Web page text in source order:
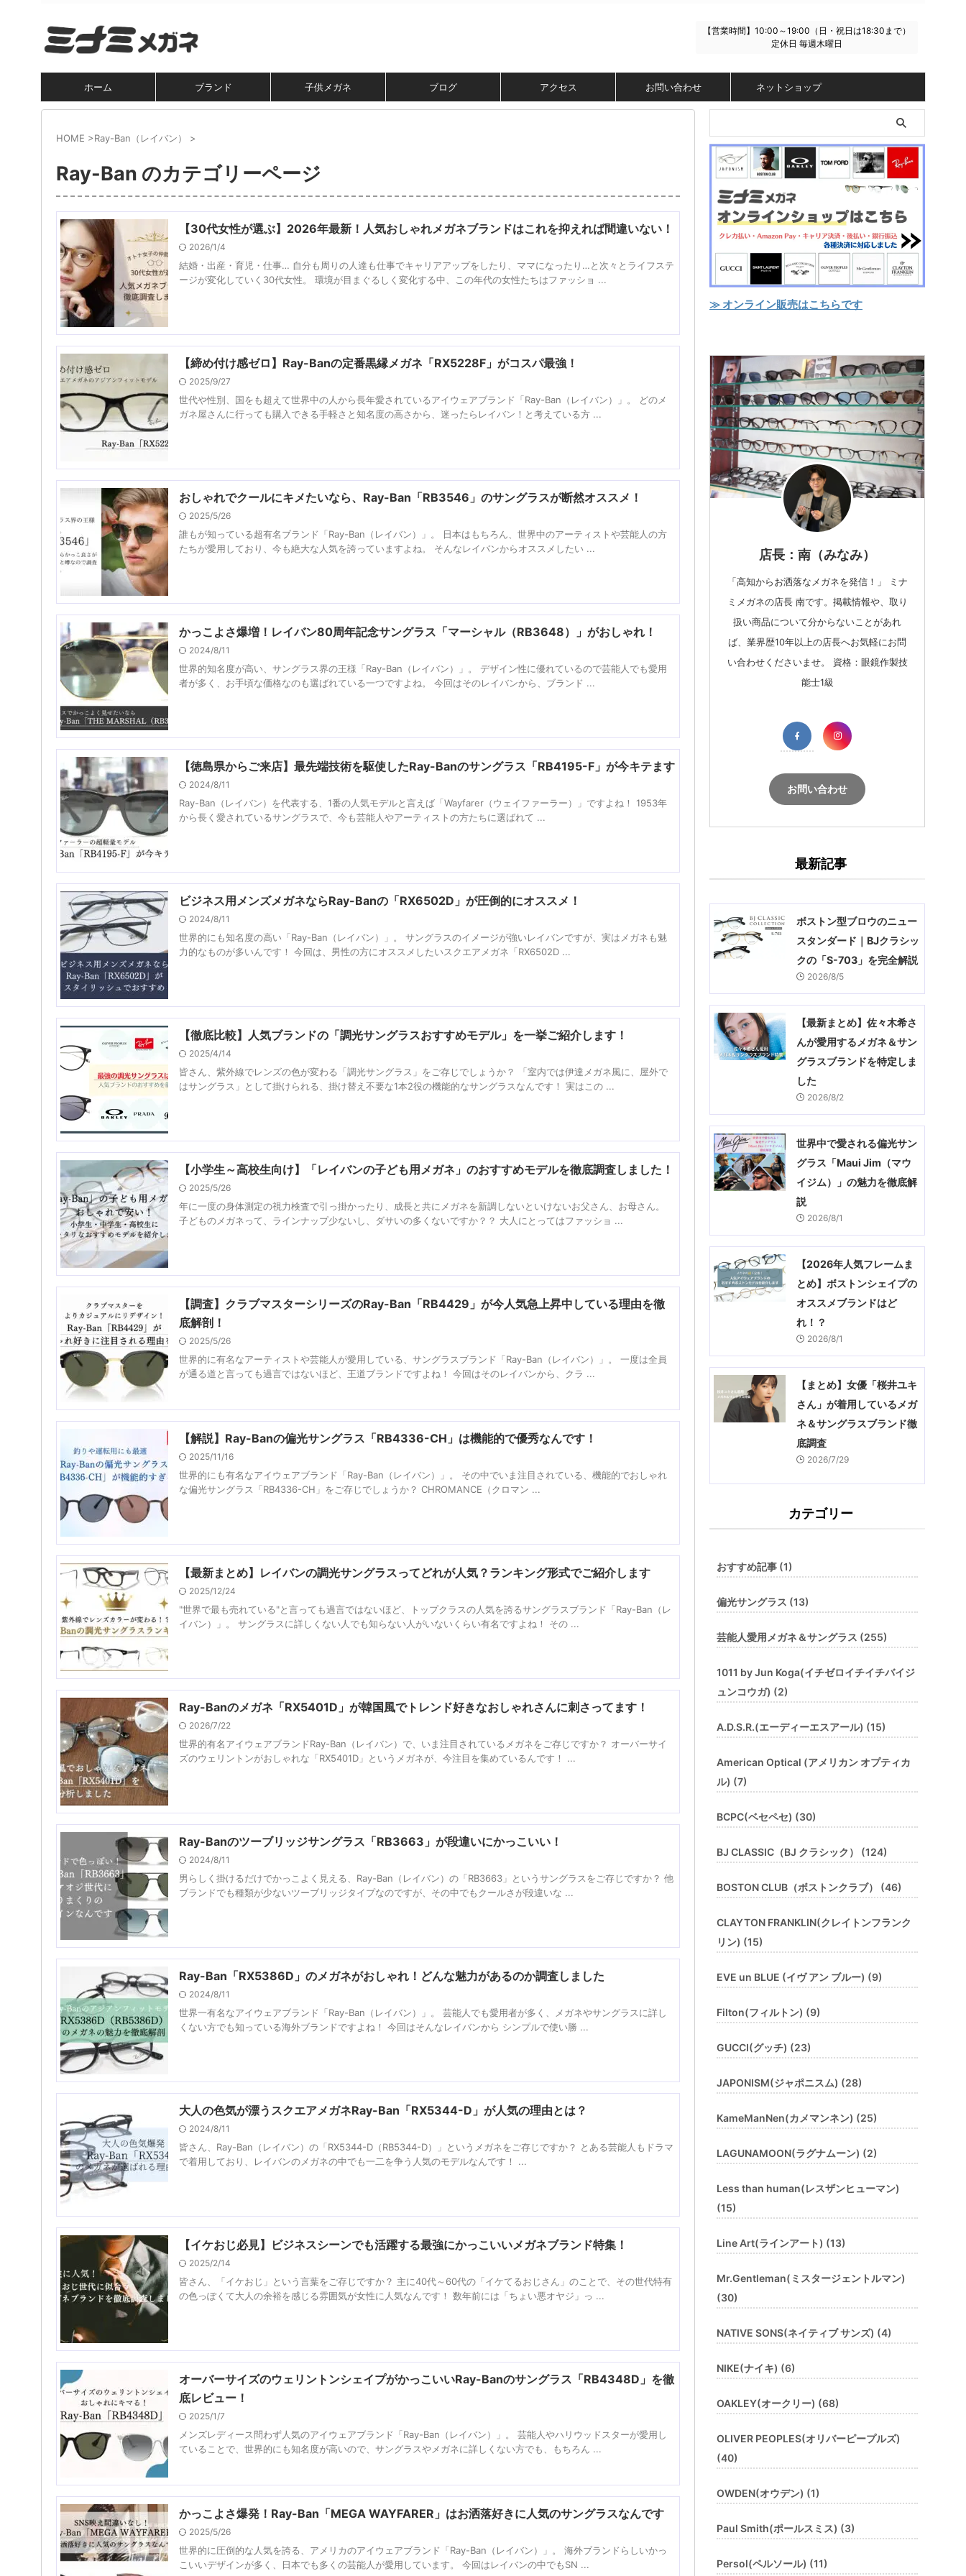
【営業時間】10:00～19:00（日・祝日は18:30まで）
定休日 毎週木曜日
ホーム ブランド 子供メガネ ブログ アクセス お問い合わせ ネットショップ
HOME >Ray-Ban（レイバン） >
Ray-Ban のカテゴリーページ
【30代女性が選ぶ】2026年最新！人気おしゃれメガネブランドはこれを抑えれば間違いない！
2026/1/4
結婚・出産・育児・仕事… 自分も周りの人達も仕事でキャリアアップをしたり、ママになったり…と次々とライフステ
ージが変化していく30代女性。 環境が目まぐるしく変化する中、この年代の女性たちはファッショ ...
【締め付け感ゼロ】Ray-Banの定番黒縁メガネ「RX5228F」がコスパ最強！
2025/9/27
世代や性別、国をも超えて世界中の人から長年愛されているアイウェアブランド「Ray-Ban（レイバン）」。 どのメ
ガネ屋さんに行っても購入できる手軽さと知名度の高さから、迷ったらレイバン！と考えている方 ...
おしゃれでクールにキメたいなら、Ray-Ban「RB3546」のサングラスが断然オススメ！
2025/5/26
誰もが知っている超有名ブランド「Ray-Ban（レイバン）」。 日本はもちろん、世界中のアーティストや芸能人の方
たちが愛用しており、今も絶大な人気を誇っていますよね。 そんなレイバンからオススメしたい ...
かっこよさ爆増！レイバン80周年記念サングラス「マーシャル（RB3648）」がおしゃれ！
2024/8/11
世界的知名度が高い、サングラス界の王様「Ray-Ban（レイバン）」。 デザイン性に優れているので芸能人でも愛用
者が多く、お手頃な価格なのも選ばれている一つですよね。 今回はそのレイバンから、ブランド ...
【徳島県からご来店】最先端技術を駆使したRay-Banのサングラス「RB4195-F」が今キテます
2024/8/11
Ray-Ban（レイバン）を代表する、1番の人気モデルと言えば「Wayfarer（ウェイファーラー）」ですよね！ 1953年
から長く愛されているサングラスで、今も芸能人やアーティストの方たちに選ばれて ...
ビジネス用メンズメガネならRay-Banの「RX6502D」が圧倒的にオススメ！
2024/8/11
世界的にも知名度の高い「Ray-Ban（レイバン）」。 サングラスのイメージが強いレイバンですが、実はメガネも魅
力的なものが多いんです！ 今回は、男性の方にオススメしたいスクエアメガネ「RX6502D ...
【徹底比較】人気ブランドの「調光サングラスおすすめモデル」を一挙ご紹介します！
2025/4/14
皆さん、紫外線でレンズの色が変わる「調光サングラス」をご存じでしょうか？ 「室内では伊達メガネ風に、屋外で
はサングラス」として掛けられる、掛け替え不要な1本2役の機能的なサングラスなんです！ 実はこの ...
【小学生～高校生向け】「レイバンの子ども用メガネ」のおすすめモデルを徹底調査しました！
2025/5/26
年に一度の身体測定の視力検査で引っ掛かったり、成長と共にメガネを新調しないといけないお父さん、お母さん。
子どものメガネって、ラインナップ少ないし、ダサいの多くないですか？？ 大人にとってはファッショ ...
【調査】クラブマスターシリーズのRay-Ban「RB4429」が今人気急上昇中している理由を徹
底解剖！
2025/5/26
世界的に有名なアーティストや芸能人が愛用している、サングラスブランド「Ray-Ban（レイバン）」。 一度は全員
が通る道と言っても過言ではないほど、王道ブランドですよね！ 今回はそのレイバンから、クラ ...
【解説】Ray-Banの偏光サングラス「RB4336-CH」は機能的で優秀なんです！
2025/11/16
世界的にも有名なアイウェアブランド「Ray-Ban（レイバン）」。 その中でいま注目されている、機能的でおしゃれ
な偏光サングラス「RB4336-CH」をご存じでしょうか？ CHROMANCE（クロマン ...
【最新まとめ】レイバンの調光サングラスってどれが人気？ランキング形式でご紹介します
2025/12/24
"世界で最も売れている"と言っても過言ではないほど、トップクラスの人気を誇るサングラスブランド「Ray-Ban（レ
イバン）」。 サングラスに詳しくない人でも知らない人がいないくらい有名ですよね！ その ...
Ray-Banのメガネ「RX5401D」が韓国風でトレンド好きなおしゃれさんに刺さってます！
2026/7/22
世界的有名アイウェアブランドRay-Ban（レイバン）で、いま注目されているメガネをご存じですか？ オーバーサイ
ズのウェリントンがおしゃれな「RX5401D」というメガネが、今注目を集めているんです！ ...
Ray-Banのツーブリッジサングラス「RB3663」が段違いにかっこいい！
2024/8/11
男らしく掛けるだけでかっこよく見える、Ray-Ban（レイバン）の「RB3663」というサングラスをご存じですか？ 他
ブランドでも種類が少ないツーブリッジタイプなのですが、その中でもクールさが段違いな ...
Ray-Ban「RX5386D」のメガネがおしゃれ！どんな魅力があるのか調査しました
2024/8/11
世界一有名なアイウェアブランド「Ray-Ban（レイバン）」。 芸能人でも愛用者が多く、メガネやサングラスに詳し
くない方でも知っている海外ブランドですよね！ 今回はそんなレイバンから シンプルで使い勝 ...
大人の色気が漂うスクエアメガネRay-Ban「RX5344-D」が人気の理由とは？
2024/8/11
皆さん、Ray-Ban（レイバン）の「RX5344-D（RB5344-D）」というメガネをご存じですか？ とある芸能人もドラマ
で着用しており、レイバンのメガネの中でも一二を争う人気のモデルなんです！ ...
【イケおじ必見】ビジネスシーンでも活躍する最強にかっこいいメガネブランド特集！
2025/2/14
皆さん、「イケおじ」という言葉をご存じですか？ 主に40代～60代の「イケてるおじさん」のことで、その世代特有
の色っぽくて大人の余裕を感じる雰囲気が女性に人気なんです！ 数年前には「ちょい悪オヤジ」っ ...
オーバーサイズのウェリントンシェイプがかっこいいRay-Banのサングラス「RB4348D」を徹
底レビュー！
2025/1/7
メンズレディース問わず人気のアイウェアブランド「Ray-Ban（レイバン）」。 芸能人やハリウッドスターが愛用し
ていることで、世界的にも知名度が高いので、サングラスやメガネに詳しくない方でも、もちろん ...
かっこよさ爆発！Ray-Ban「MEGA WAYFARER」はお洒落好きに人気のサングラスなんです
2025/5/26
世界的に圧倒的な人気を誇る、アメリカのアイウェアブランド「Ray-Ban（レイバン）」。 海外ブランドらしいかっ
こいいデザインが多く、日本でも多くの芸能人が愛用しています。 今回はレイバンの中でもSN ...
≫ オンライン販売はこちらです
店長：南（みなみ）
「高知からお洒落なメガネを発信！」 ミナ
ミメガネの店長 南です。掲載情報や、取り
扱い商品について分からないことがあれ
ば、業界歴10年以上の店長へお気軽にお問
い合わせくださいませ。 資格：眼鏡作製技
能士1級
お問い合わせ
最新記事
ボストン型ブロウのニュー
スタンダード｜BJクラシッ
クの「S-703」を完全解説
2026/8/5
【最新まとめ】佐々木希さ
んが愛用するメガネ＆サン
グラスブランドを特定しま
した
2026/8/2
世界中で愛される偏光サン
グラス「Maui Jim（マウ
イジム）」の魅力を徹底解
説
2026/8/1
【2026年人気フレームま
とめ】ボストンシェイプの
オススメブランドはど
れ！？
2026/8/1
【まとめ】女優「桜井ユキ
さん」が着用しているメガ
ネ＆サングラスブランド徹
底調査
2026/7/29
カテゴリー
おすすめ記事 (1)
偏光サングラス (13)
芸能人愛用メガネ＆サングラス (255)
1011 by Jun Koga(イチゼロイチイチバイジ
ュンコウガ) (2)
A.D.S.R.(エーディーエスアール) (15)
American Optical (アメリカン オプティカ
ル) (7)
BCPC(ベセペセ) (30)
BJ CLASSIC（BJ クラシック） (124)
BOSTON CLUB（ボストンクラブ） (46)
CLAYTON FRANKLIN(クレイトンフランク
リン) (15)
EVE un BLUE (イヴ アン ブルー) (9)
Filton(フィルトン) (9)
GUCCI(グッチ) (23)
JAPONISM(ジャポニスム) (28)
KameManNen(カメマンネン) (25)
LAGUNAMOON(ラグナムーン) (2)
Less than human(レスザンヒューマン)
(15)
Line Art(ラインアート) (13)
Mr.Gentleman(ミスタージェントルマン)
(30)
NATIVE SONS(ネイティブ サンズ) (4)
NIKE(ナイキ) (6)
OAKLEY(オークリー) (68)
OLIVER PEOPLES(オリバーピープルズ)
(40)
OWDEN(オウデン) (1)
Paul Smith(ポールスミス) (3)
Persol(ペルソール) (11)